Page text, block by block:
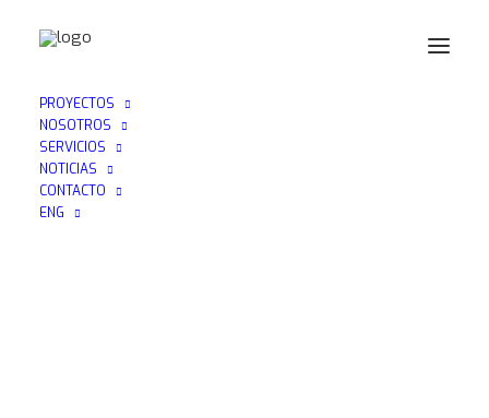
PROYECTOS
NOSOTROS
SERVICIOS
NOTICIAS
CONTACTO
ENG